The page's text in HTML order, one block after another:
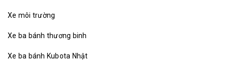
Xe môi trường
Xe ba bánh thương binh
Xe ba bánh Kubota Nhật